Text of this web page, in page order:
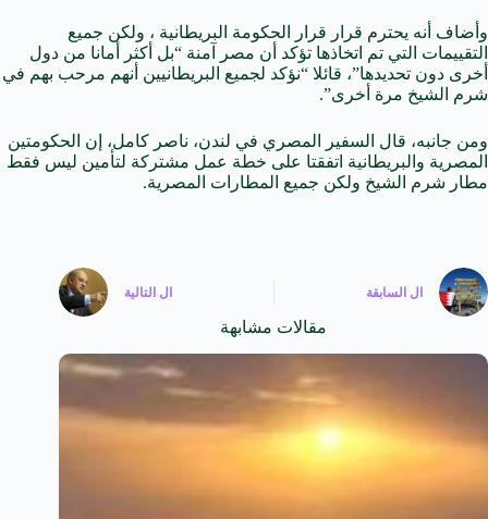
وأضاف أنه يحترم قرار قرار الحكومة البريطانية ، ولكن جميع
التقييمات التي تم اتخاذها تؤكد أن مصر آمنة “بل أكثر أمانا من دول
أخرى دون تحديدها”، قائلا “نؤكد لجميع البريطانيين أنهم مرحب بهم في
شرم الشيخ مرة أخرى”.
ومن جانبه، قال السفير المصري في لندن، ناصر كامل، إن الحكومتين
المصرية والبريطانية اتفقتا على خطة عمل مشتركة لتأمين ليس فقط
مطار شرم الشيخ ولكن جميع المطارات المصرية.
ال السابقة ال التالية
مقالات مشابهة